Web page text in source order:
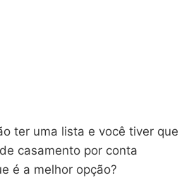
ter uma lista e você tiver que
casamento por conta
é a melhor opção?